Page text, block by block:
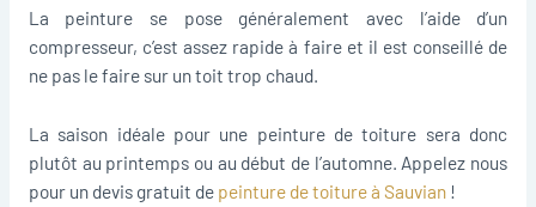
La peinture se pose généralement avec l’aide d’un
compresseur, c’est assez rapide à faire et il est conseillé de
ne pas le faire sur un toit trop chaud.
La saison idéale pour une peinture de toiture sera donc
plutôt au printemps ou au début de l’automne. Appelez nous
pour un devis gratuit depeinture de toiture à Sauvian!